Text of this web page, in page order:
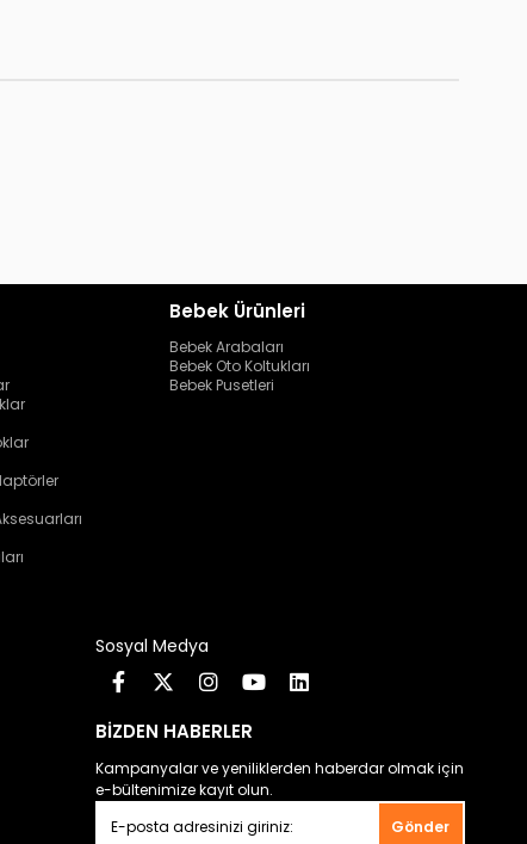
Bebek Ürünleri
Bebek Arabaları
Bebek Oto Koltukları
Bebek Pusetleri
Sosyal Medya
BİZDEN HABERLER
Kampanyalar ve yeniliklerden haberdar olmak için
e-bültenimize kayıt olun.
Gönder